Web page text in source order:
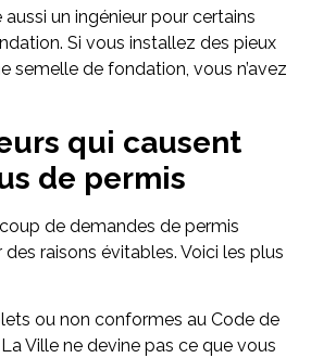
aussi un ingénieur pour certains
Si vous installez des pieux
semelle de fondation, vous n’avez
qui causent
de permis
de demandes de permis
raisons évitables. Voici les plus
ou non conformes au Code de
Ville ne devine pas ce que vous